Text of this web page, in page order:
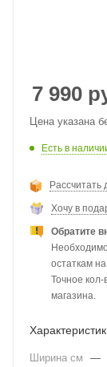
7 990
Цена указана
Есть в
Рассчитать
Хочу в
Обратите
остаткам
Точное
магазина.
Ширина см —